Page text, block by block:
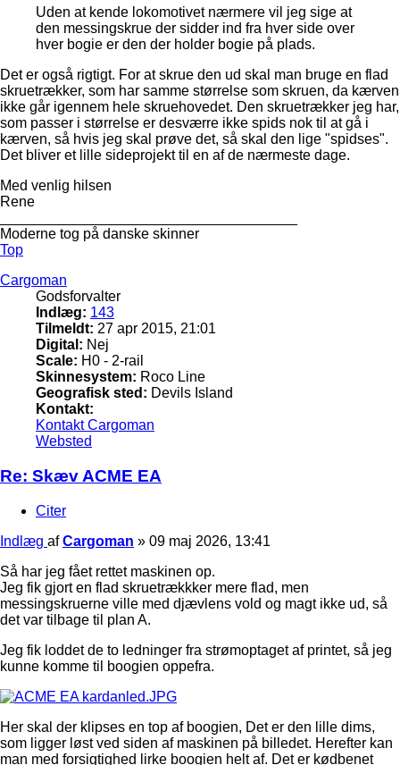
Uden at kende lokomotivet nærmere vil jeg sige at
den messingskrue der sidder ind fra hver side over
hver bogie er den der holder bogie på plads.
Det er også rigtigt. For at skrue den ud skal man bruge en flad
skruetrækker, som har samme størrelse som skruen, da kærven
ikke går igennem hele skruehovedet. Den skruetrækker jeg har,
som passer i størrelse er desværre ikke spids nok til at gå i
kærven, så hvis jeg skal prøve det, så skal den lige "spidses".
Det bliver et lille sideprojekt til en af de nærmeste dage.
Med venlig hilsen
Rene
Moderne tog på danske skinner
Top
Cargoman
Godsforvalter
Indlæg: 143
Tilmeldt: 27 apr 2015, 21:01
Digital: Nej
Scale: H0 - 2-rail
Skinnesystem: Roco Line
Geografisk sted: Devils Island
Kontakt:
Kontakt Cargoman
Websted
Re: Skæv ACME EA
Citer
Indlæg afCargoman » 09 maj 2026, 13:41
Så har jeg fået rettet maskinen op.
Jeg fik gjort en flad skruetrækkker mere flad, men
messingskruerne ville med djævlens vold og magt ikke ud, så
det var tilbage til plan A.
Jeg fik loddet de to ledninger fra strømoptaget af printet, så jeg
kunne komme til boogien oppefra.
Her skal der klipses en top af boogien, Det er den lille dims,
som ligger løst ved siden af maskinen på billedet. Herefter kan
man med forsigtighed lirke boogien helt af. Det er kødbenet